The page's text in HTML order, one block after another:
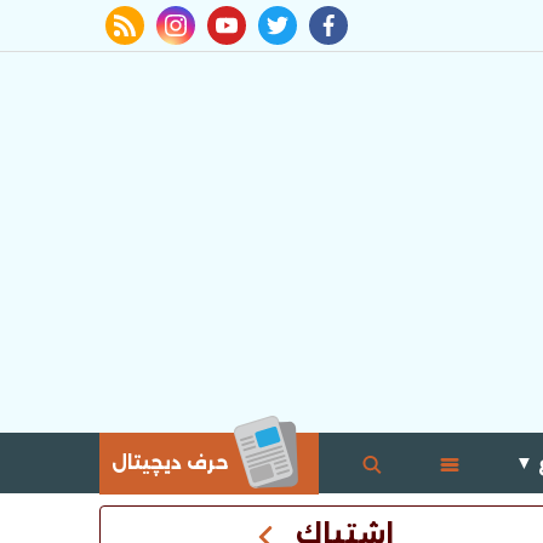
facebook
twitter
youtube
instagram
rss feed
▼ حرف ديچيتال
اشتباك